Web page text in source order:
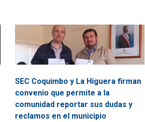
SEC Coquimbo y La Higuera firman
convenio que permite a la
comunidad reportar sus dudas y
reclamos en el municipio